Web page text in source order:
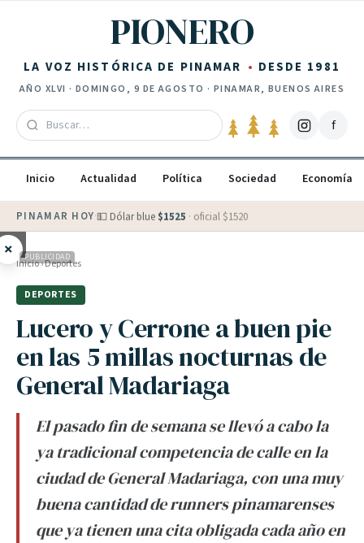
PIONERO
LA VOZ HISTÓRICA DE PINAMAR DESDE 1981
AÑO XLVI · DOMINGO, 9 DE AGOSTO · PINAMAR, BUENOS AIRES
f
Inicio Actualidad Política Sociedad Economía
PINAMAR HOY·💵 Dólar blue $1525 · oficial $1520
× PUBLICIDAD
Inicio›Deportes
DEPORTES
Lucero y Cerrone a buen pie
en las 5 millas nocturnas de
General Madariaga
El pasado fin de semana se llevó a cabo la
ya tradicional competencia de calle en la
ciudad de General Madariaga, con una muy
buena cantidad de runners pinamarenses
que ya tienen una cita obligada cada año en